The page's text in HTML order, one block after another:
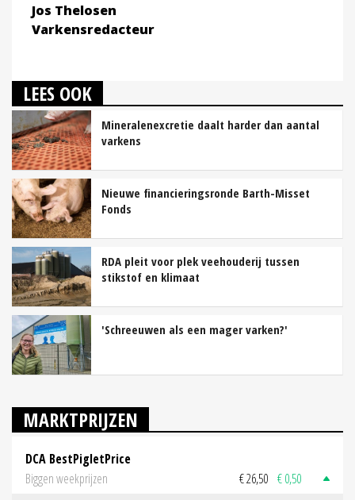
Jos Thelosen
Varkensredacteur
LEES OOK
Mineralenexcretie daalt harder dan aantal
varkens
Nieuwe financieringsronde Barth-Misset
Fonds
RDA pleit voor plek veehouderij tussen
stikstof en klimaat
'Schreeuwen als een mager varken?'
MARKTPRIJZEN
DCA BestPigletPrice
Biggen weekprijzen
€ 26,50 € 0,50